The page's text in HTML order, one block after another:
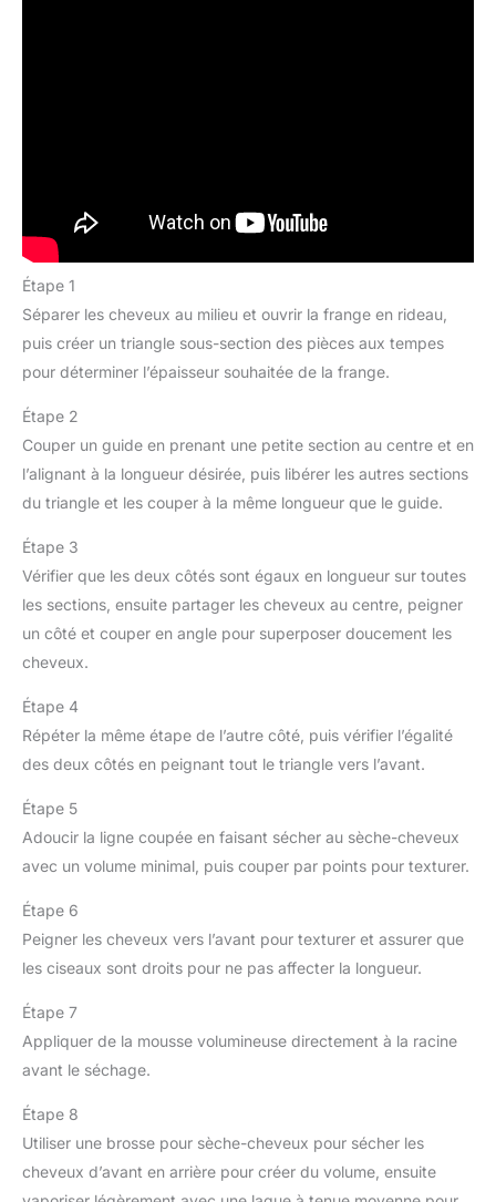
Étape 1
Séparer les cheveux au milieu et ouvrir la frange en rideau,
puis créer un triangle sous-section des pièces aux tempes
pour déterminer l’épaisseur souhaitée de la frange.
Étape 2
Couper un guide en prenant une petite section au centre et en
l’alignant à la longueur désirée, puis libérer les autres sections
du triangle et les couper à la même longueur que le guide.
Étape 3
Vérifier que les deux côtés sont égaux en longueur sur toutes
les sections, ensuite partager les cheveux au centre, peigner
un côté et couper en angle pour superposer doucement les
cheveux.
Étape 4
Répéter la même étape de l’autre côté, puis vérifier l’égalité
des deux côtés en peignant tout le triangle vers l’avant.
Étape 5
Adoucir la ligne coupée en faisant sécher au sèche-cheveux
avec un volume minimal, puis couper par points pour texturer.
Étape 6
Peigner les cheveux vers l’avant pour texturer et assurer que
les ciseaux sont droits pour ne pas affecter la longueur.
Étape 7
Appliquer de la mousse volumineuse directement à la racine
avant le séchage.
Étape 8
Utiliser une brosse pour sèche-cheveux pour sécher les
cheveux d’avant en arrière pour créer du volume, ensuite